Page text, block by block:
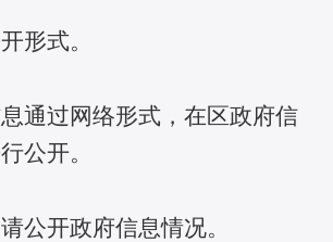
形式。
通过网络形式，在区政府信
公开。
公开政府信息情况。